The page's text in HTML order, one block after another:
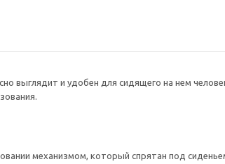
выглядит и удобен для сидящего на нем
механизмом, который спрятан под